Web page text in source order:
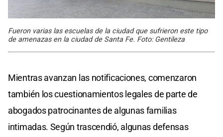
Fueron varias las escuelas de la ciudad que sufrieron este tipo
de amenazas en la ciudad de Santa Fe. Foto: Gentileza
Mientras avanzan las notificaciones, comenzaron
también los cuestionamientos legales de parte de
abogados patrocinantes de algunas familias
intimadas. Según trascendió, algunas defensas